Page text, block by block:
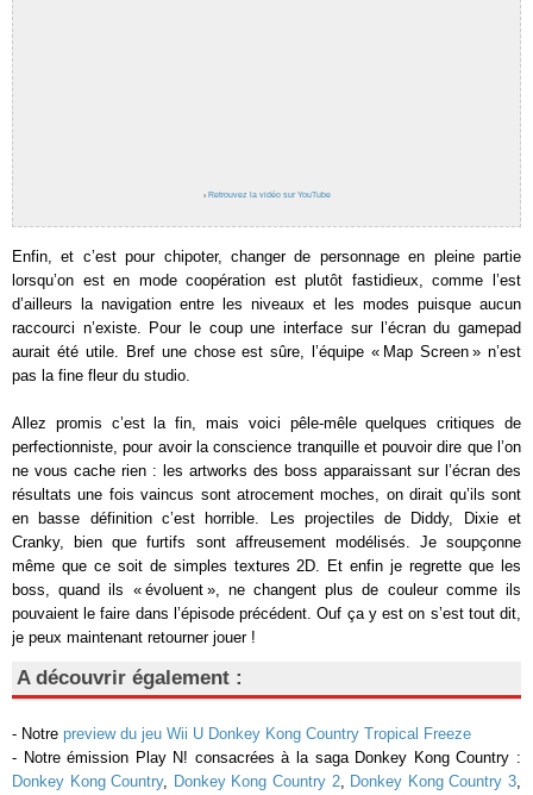
› Retrouvez la vidéo sur YouTube
Enfin, et c’est pour chipoter, changer de personnage en pleine partie
lorsqu’on est en mode coopération est plutôt fastidieux, comme l’est
d’ailleurs la navigation entre les niveaux et les modes puisque aucun
raccourci n’existe. Pour le coup une interface sur l’écran du gamepad
aurait été utile. Bref une chose est sûre, l’équipe « Map Screen » n’est
pas la fine fleur du studio.
Allez promis c’est la fin, mais voici pêle-mêle quelques critiques de
perfectionniste, pour avoir la conscience tranquille et pouvoir dire que l’on
ne vous cache rien : les artworks des boss apparaissant sur l’écran des
résultats une fois vaincus sont atrocement moches, on dirait qu’ils sont
en basse définition c’est horrible. Les projectiles de Diddy, Dixie et
Cranky, bien que furtifs sont affreusement modélisés. Je soupçonne
même que ce soit de simples textures 2D. Et enfin je regrette que les
boss, quand ils « évoluent », ne changent plus de couleur comme ils
pouvaient le faire dans l’épisode précédent. Ouf ça y est on s’est tout dit,
je peux maintenant retourner jouer !
A découvrir également :
- Notre preview du jeu Wii U Donkey Kong Country Tropical Freeze
- Notre émission Play N! consacrées à la saga Donkey Kong Country :
Donkey Kong Country, Donkey Kong Country 2, Donkey Kong Country 3,